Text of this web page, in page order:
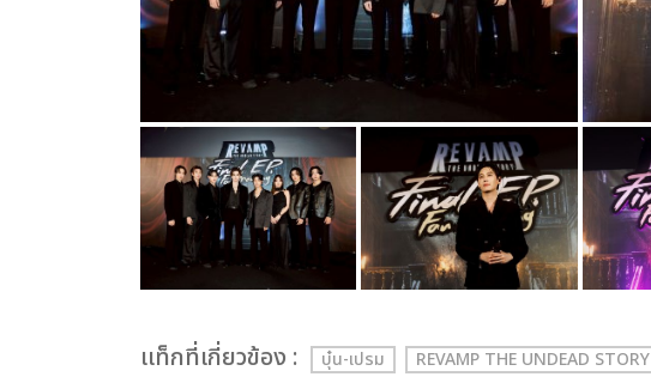
เเท็กที่เกี่ยวข้อง : บุ๋น-เปรม REVAMP THE UNDEAD STORY